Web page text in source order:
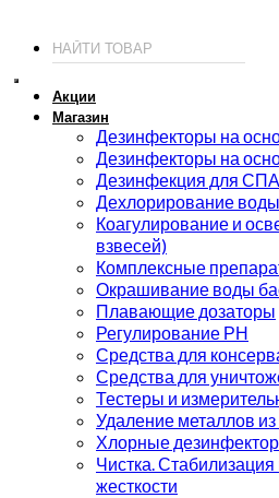
Акции
Магазин
Дезинфекторы на
Дезинфекторы на
Дезинфекция для СПА
Дехлорирование воды
Коагулирование и
взвесей)
Комплексные
Окрашивание воды
Плавающие дозаторы
Регулирование РН
Средства для
Средства для
Тестеры и
Удаление металлов
Хлорные
Чистка.
жесткости